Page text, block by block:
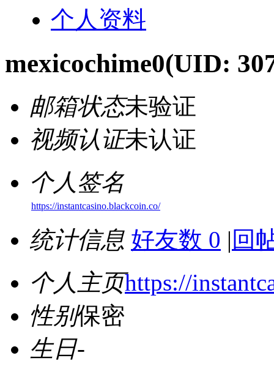
个人资料
mexicochime0(UID:
邮箱状态未验证
视频认证未认证
个人签名
https://instantcasino.blackcoin.co/
统计信息 好友数 0 | 回
个人主页https://
性别保密
生日-